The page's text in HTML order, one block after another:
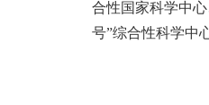
合性国家科学中
号”综合性科学中